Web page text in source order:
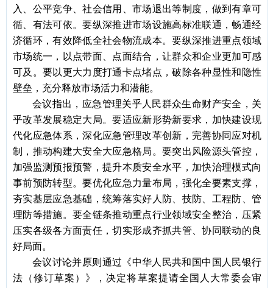
入、公平竞争、社会信用、市场退出等制度，做到有章可
循、有法可依。要纵深推进市场设施高标准联通，畅通经
济循环，有效降低全社会物流成本。要纵深推进重点领域
市场统一，以点带面、点面结合，让群众和企业更加可感
可及。要以更大力度打通卡点堵点，破除各种显性和隐性
壁垒，充分释放市场活力和潜能。
会议指出，应急管理关乎人民群众生命财产安全，关
乎改革发展稳定大局。要适应新形势新要求，加快建设现
代化应急体系，深化应急管理改革创新，完善协同应对机
制，推动构建大安全大应急格局。要突出风险源头管控，
加强监测预报预警，提升本质安全水平，加快治理模式向
事前预防转型。要优化应急力量布局，强化全要素支撑，
夯实基层应急基础，统筹落实好人防、技防、工程防、管
理防等措施。要全链条推动重点行业领域安全整治，压紧
压实各级各方面责任，切实形成齐抓共管、协同联动的良
好局面。
会议讨论并原则通过《中华人民共和国中国人民银行
法（修订草案）》，决定将草案提请全国人大常委会审